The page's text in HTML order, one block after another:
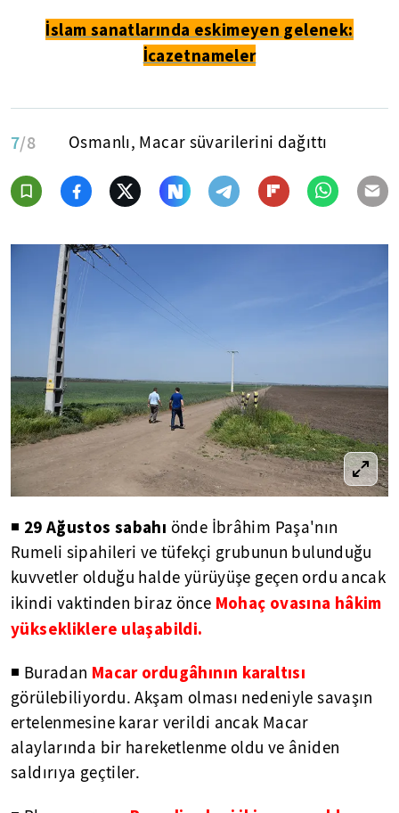
İslam sanatlarında eskimeyen gelenek:
İcazetnameler
7/8 Osmanlı, Macar süvarilerini dağıttı
◾ 29 Ağustos sabahı önde İbrâhim Paşa'nın
Rumeli sipahileri ve tüfekçi grubunun bulunduğu
kuvvetler olduğu halde yürüyüşe geçen ordu ancak
ikindi vaktinden biraz önce Mohaç ovasına hâkim
yüksekliklere ulaşabildi.
◾ Buradan Macar ordugâhının karaltısı
görülebiliyordu. Akşam olması nedeniyle savaşın
ertelenmesine karar verildi ancak Macar
alaylarında bir hareketlenme oldu ve âniden
saldırıya geçtiler.